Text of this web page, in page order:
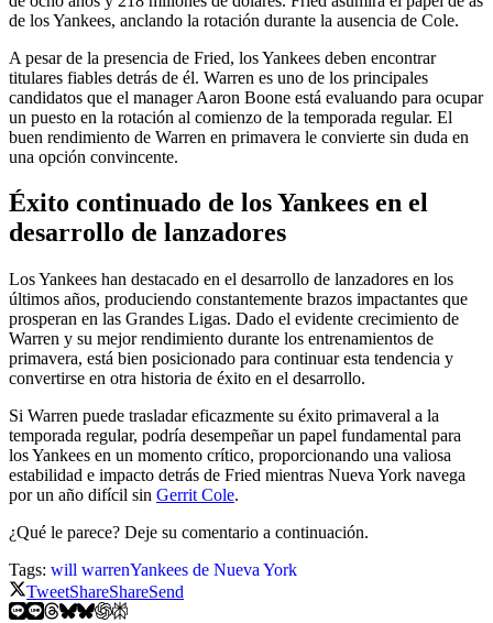
de los Yankees, anclando la rotación durante la ausencia de Cole.
A pesar de la presencia de Fried, los Yankees deben encontrar
titulares fiables detrás de él. Warren es uno de los principales
candidatos que el manager Aaron Boone está evaluando para ocupar
un puesto en la rotación al comienzo de la temporada regular. El
buen rendimiento de Warren en primavera le convierte sin duda en
una opción convincente.
Éxito continuado de los Yankees en el
desarrollo de lanzadores
Los Yankees han destacado en el desarrollo de lanzadores en los
últimos años, produciendo constantemente brazos impactantes que
prosperan en las Grandes Ligas. Dado el evidente crecimiento de
Warren y su mejor rendimiento durante los entrenamientos de
primavera, está bien posicionado para continuar esta tendencia y
convertirse en otra historia de éxito en el desarrollo.
Si Warren puede trasladar eficazmente su éxito primaveral a la
temporada regular, podría desempeñar un papel fundamental para
los Yankees en un momento crítico, proporcionando una valiosa
estabilidad e impacto detrás de Fried mientras Nueva York navega
por un año difícil sin Gerrit Cole.
¿Qué le parece? Deje su comentario a continuación.
Tags: will warrenYankees de Nueva York
TweetShareShareSend